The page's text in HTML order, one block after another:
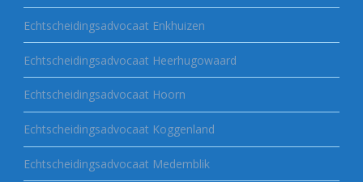
Echtscheidingsadvocaat Enkhuizen
Echtscheidingsadvocaat Heerhugowaard
Echtscheidingsadvocaat Hoorn
Echtscheidingsadvocaat Koggenland
Echtscheidingsadvocaat Medemblik